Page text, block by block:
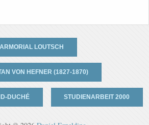
ARMORIAL LOUTSCH
VON HEFNER (1827-1870)
DUCHÉ STUDIENARBEIT 2000